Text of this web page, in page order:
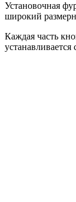
Установочная
широкий
Каждая часть